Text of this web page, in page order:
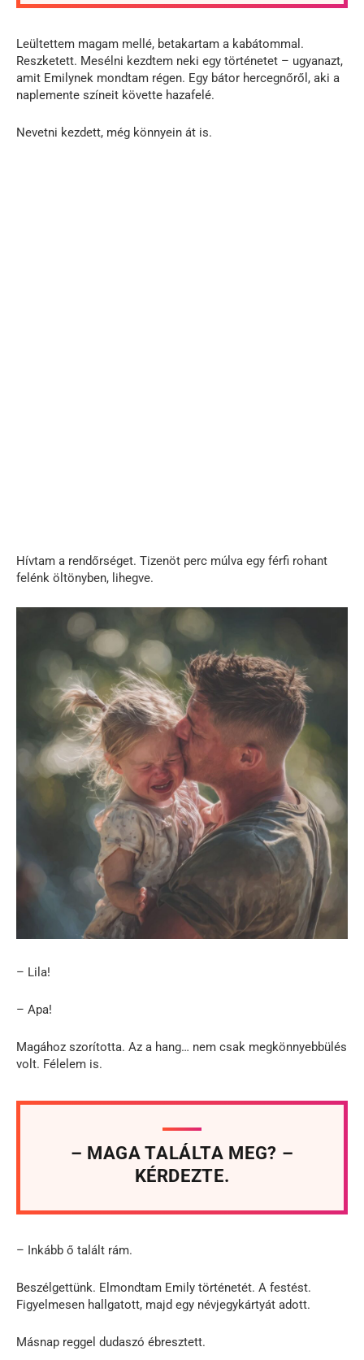
Leültettem magam mellé, betakartam a kabátommal.
Reszketett. Mesélni kezdtem neki egy történetet – ugyanazt,
amit Emilynek mondtam régen. Egy bátor hercegnőről, aki a
naplemente színeit követte hazafelé.
Nevetni kezdett, még könnyein át is.
Hívtam a rendőrséget. Tizenöt perc múlva egy férfi rohant
felénk öltönyben, lihegve.
– Lila!
– Apa!
Magához szorította. Az a hang… nem csak megkönnyebbülés
volt. Félelem is.
– MAGA TALÁLTA MEG? –
KÉRDEZTE.
– Inkább ő talált rám.
Beszélgettünk. Elmondtam Emily történetét. A festést.
Figyelmesen hallgatott, majd egy névjegykártyát adott.
Másnap reggel dudaszó ébresztett.